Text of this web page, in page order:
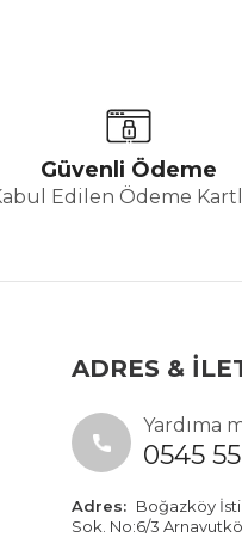
Güvenli Ödeme
Edilen Ödeme
ADRES &
Yardıma
0545
Adres: Boğazköy
Sok. No:6/3